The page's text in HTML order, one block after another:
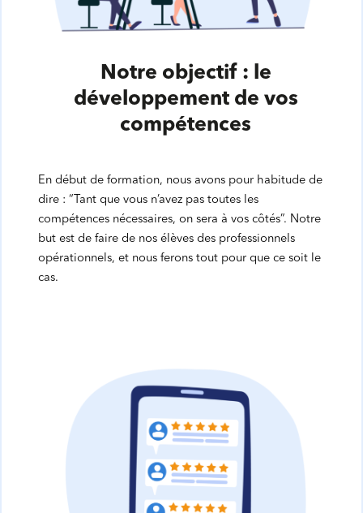
Notre objectif : le
développement de vos
compétences
En début de formation, nous avons pour habitude de
dire : “Tant que vous n’avez pas toutes les
compétences nécessaires, on sera à vos côtés”. Notre
but est de faire de nos élèves des professionnels
opérationnels, et nous ferons tout pour que ce soit le
cas.